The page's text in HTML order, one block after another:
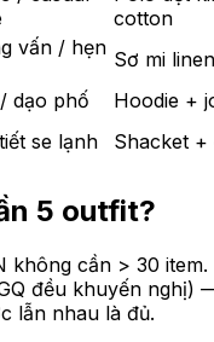
cotton
vấn / hẹn Sơ mi
dạo phố
Hoodie +
se lạnh Shacket +
5 outfit?
không cần > 30 item.
đều khuyến nghị)
lẫn nhau là đủ.